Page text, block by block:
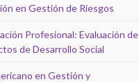
en Gestión de Riesgos
Profesional: Evaluación de
de Desarrollo Social
en Gestión y